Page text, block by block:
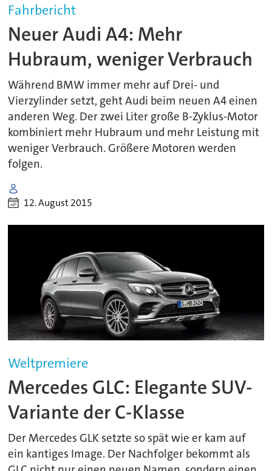
Fahrbericht
Neuer Audi A4: Mehr
Hubraum, weniger Verbrauch
Während BMW immer mehr auf Drei- und
Vierzylinder setzt, geht Audi beim neuen A4 einen
anderen Weg. Der zwei Liter große B-Zyklus-Motor
kombiniert mehr Hubraum und mehr Leistung mit
weniger Verbrauch. Größere Motoren werden
folgen.
12. August 2015
Weltpremiere
Mercedes GLC: Elegante SUV-
Variante der C-Klasse
Der Mercedes GLK setzte so spät wie er kam auf
ein kantiges Image. Der Nachfolger bekommt als